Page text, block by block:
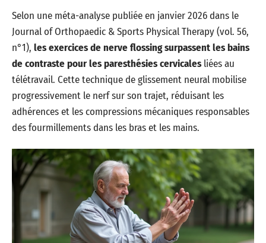
Selon une méta-analyse publiée en janvier 2026 dans le
Journal of Orthopaedic & Sports Physical Therapy (vol. 56,
n°1), les exercices de nerve flossing surpassent les bains
de contraste pour les paresthésies cervicalesliées au
télétravail. Cette technique de glissement neural mobilise
progressivement le nerf sur son trajet, réduisant les
adhérences et les compressions mécaniques responsables
des fourmillements dans les bras et les mains.